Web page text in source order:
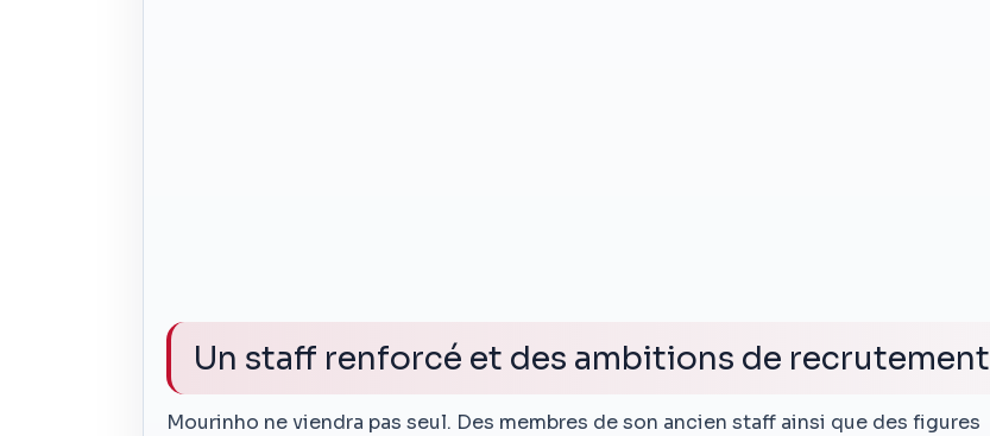
Un staff renforcé et des ambitions de recrutement
Mourinho ne viendra pas seul. Des membres de son ancien staff ainsi que des figures